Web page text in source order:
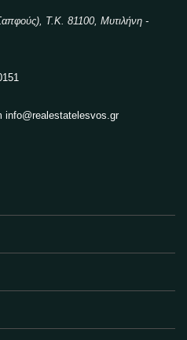
Τ.Κ. 81100, Μυτιλήνη -
info@realestatelesvos.gr